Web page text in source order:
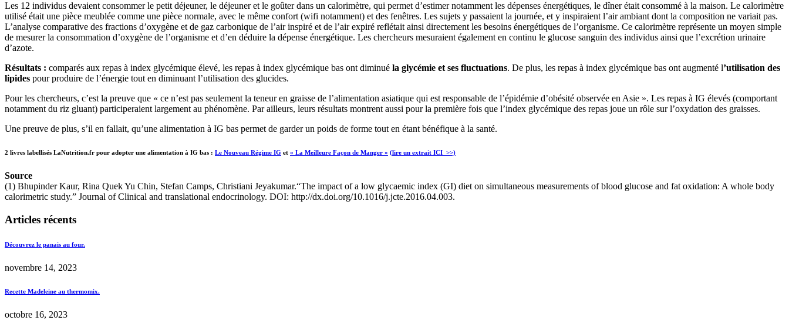
Les 12 individus devaient consommer le petit déjeuner, le déjeuner et le goûter dans un calorimètre, qui permet d’estimer notamment les dépenses énergétiques, le dîner était consommé à la maison. Le calorimètre
utilisé était une pièce meublée comme une pièce normale, avec le même confort (wifi notamment) et des fenêtres. Les sujets y passaient la journée, et y inspiraient l’air ambiant dont la composition ne variait pas.
L’analyse comparative des fractions d’oxygène et de gaz carbonique de l’air inspiré et de l’air expiré reflétait ainsi directement les besoins énergétiques de l’organisme. Ce calorimètre représente un moyen simple
de mesurer la consommation d’oxygène de l’organisme et d’en déduire la dépense énergétique. Les chercheurs mesuraient également en continu le glucose sanguin des individus ainsi que l’excrétion urinaire
d’azote.
Résultats : comparés aux repas à index glycémique élevé, les repas à index glycémique bas ont diminué la glycémie et ses fluctuations. De plus, les repas à index glycémique bas ont augmenté l’utilisation des
lipides pour produire de l’énergie tout en diminuant l’utilisation des glucides.
Pour les chercheurs, c’est la preuve que « ce n’est pas seulement la teneur en graisse de l’alimentation asiatique qui est responsable de l’épidémie d’obésité observée en Asie ». Les repas à IG élevés (comportant
notamment du riz gluant) participeraient largement au phénomène. Par ailleurs, leurs résultats montrent aussi pour la première fois que l’index glycémique des repas joue un rôle sur l’oxydation des graisses.
Une preuve de plus, s’il en fallait, qu’une alimentation à IG bas permet de garder un poids de forme tout en étant bénéfique à la santé.
2 livres labellisés LaNutrition.fr pour adopter une alimentation à IG bas : Le Nouveau Régime IG et « La Meilleure Façon de Manger » (lire un extrait ICI >>)
Source
(1) Bhupinder Kaur, Rina Quek Yu Chin, Stefan Camps, Christiani Jeyakumar.“The impact of a low glycaemic index (GI) diet on simultaneous measurements of blood glucose and fat oxidation: A whole body
calorimetric study.” Journal of Clinical and translational endocrinology. DOI: http://dx.doi.org/10.1016/j.jcte.2016.04.003.
Articles récents
Découvrez le panais au four.
novembre 14, 2023
Recette Madeleine au thermomix.
octobre 16, 2023